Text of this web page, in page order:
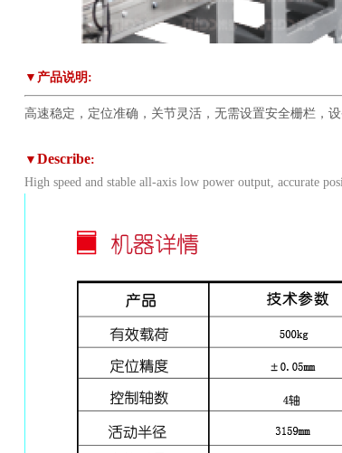
▼产品说明:
高速稳定，定位准确，关节灵活，无需设置安全栅栏，
▼ Describe:
High speed and stable all-axis low power output, accurate